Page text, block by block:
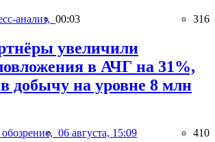
анализ, 00:03 316
увеличили
в АЧГ на 31%,
добычу на уровне 8 млн
06 августа, 15:09 410